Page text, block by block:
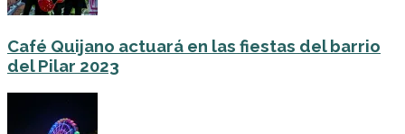
Café Quijano actuará en las fiestas del barrio
del Pilar 2023